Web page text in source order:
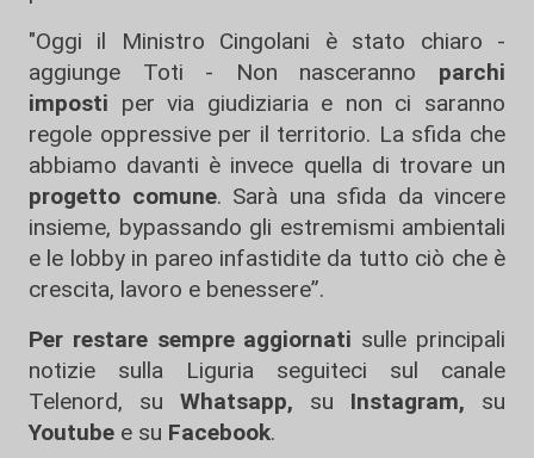
"Oggi il Ministro Cingolani è stato chiaro -
aggiunge Toti - Non nasceranno parchi
imposti per via giudiziaria e non ci saranno
regole oppressive per il territorio. La sfida che
abbiamo davanti è invece quella di trovare un
progetto comune. Sarà una sfida da vincere
insieme, bypassando gli estremismi ambientali
e le lobby in pareo infastidite da tutto ciò che è
crescita, lavoro e benessere”.
Per restare sempre aggiornati sulle principali
notizie sulla Liguria seguiteci sul canale
Telenord, su
Whatsapp, su Instagram, su
Youtube e su Facebook.